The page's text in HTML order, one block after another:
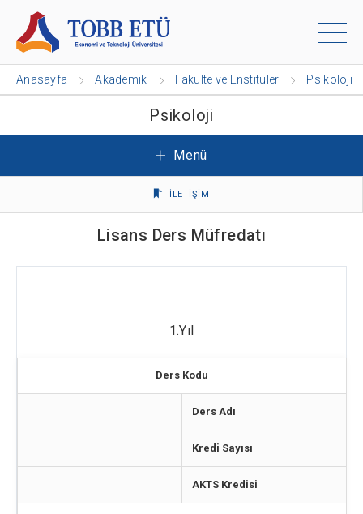
Anasayfa Akademik Fakülte ve Enstitüler Psikoloji
Psikoloji
Menü
İLETİŞİM
Lisans Ders Müfredatı
1.Yıl
Ders Kodu
Ders Adı
Kredi Sayısı
AKTS Kredisi